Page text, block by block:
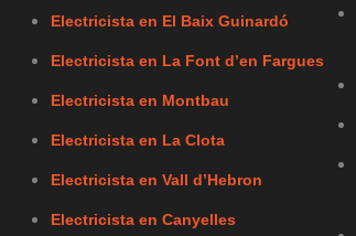
Electricista en El Baix Guinardó
Electricista en La Font d’en Fargues
Electricista en Montbau
Electricista en La Clota
Electricista en Vall d’Hebron
Electricista en Canyelles